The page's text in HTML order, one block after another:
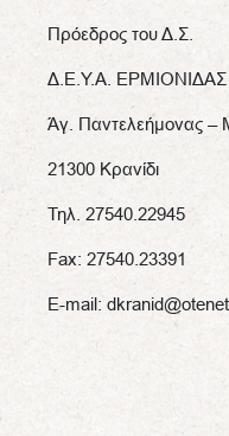
Πρόεδρος του Δ.Σ.
Δ.Ε.Υ.Α. ΕΡΜΙΟΝΙΔΑΣ
Άγ. Παντελεήμονας –
21300 Κρανίδι
Τηλ. 27540.22945
Fax: 27540.23391
E-mail: